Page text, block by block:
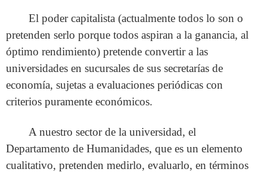
El poder capitalista (actualmente todos lo son o
pretenden serlo porque todos aspiran a la ganancia, al
óptimo rendimiento) pretende convertir a las
universidades en sucursales de sus secretarías de
economía, sujetas a evaluaciones periódicas con
criterios puramente económicos.
A nuestro sector de la universidad, el
Departamento de Humanidades, que es un elemento
cualitativo, pretenden medirlo, evaluarlo, en términos